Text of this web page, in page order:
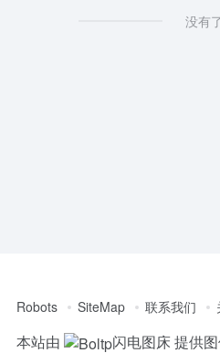
没有
Robots SiteMap 联系我们
本站由 闪电图床提供